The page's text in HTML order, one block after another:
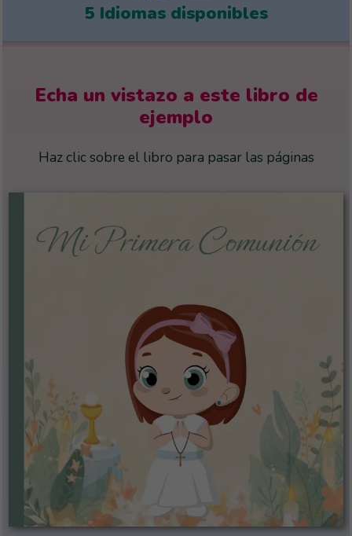
5 Idiomas disponibles
Echa un vistazo a este libro de
ejemplo
Haz clic sobre el libro para pasar las páginas